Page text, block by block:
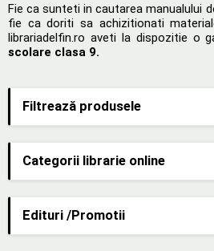
Filtrează produsele
Categorii librarie online
Edituri /Promotii
Fie ca sunteti in cautarea manualului
fie ca doriti sa achizitionati
librariadelfin.ro aveti la dispozitie o
scolare clasa 9.